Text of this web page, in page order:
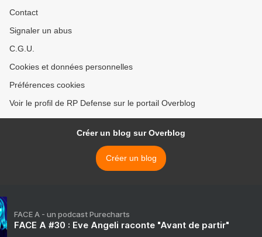
Contact
Signaler un abus
C.G.U.
Cookies et données personnelles
Préférences cookies
Voir le profil de RP Defense sur le portail Overblog
Créer un blog sur Overblog
Créer un blog
FACE A - un podcast Purecharts
FACE A #30 : Eve Angeli raconte "Avant de partir"